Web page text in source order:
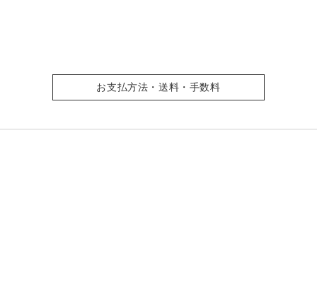
お支払方法・送料・手数料